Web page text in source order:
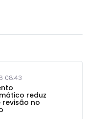
08:43
reduz
no